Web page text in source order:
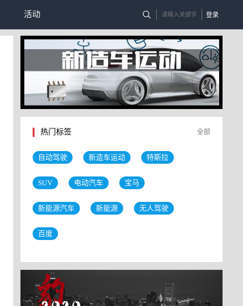
登录
活动
热门标签 全部
自动驾驶 新造车运动 特斯拉
SUV 电动汽车 宝马
新能源汽车 新能源 无人驾驶
百度